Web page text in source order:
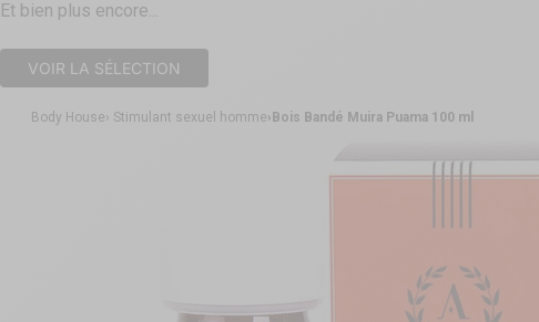
Et bien plus encore...
VOIR LA SÉLECTION
Body House Stimulant sexuel homme Bois Bandé Muira Puama 100 ml